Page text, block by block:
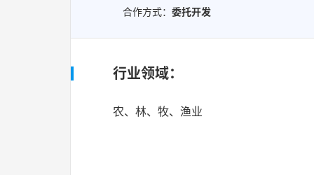
合作方式： 委托开发
行业领域：
农、林、牧、渔业